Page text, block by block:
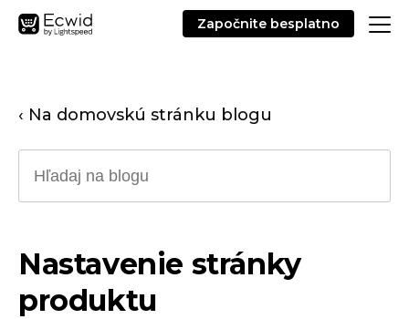
Započnite besplatno
‹ Na domovskú stránku blogu
Nastavenie stránky
produktu